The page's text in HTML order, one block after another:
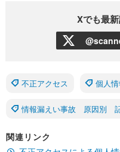
Xでも最
不正アクセス 個人
情報漏えい事故 原因別
関連リンク